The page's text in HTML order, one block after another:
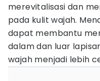
merevitalisasi dan
pada kulit wajah.
dapat membantu
dalam dan luar
wajah menjadi lebih